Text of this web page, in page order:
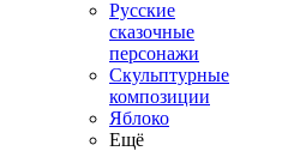
Русские
сказочные
персонажи
Скульптурные
композиции
Яблоко
Ещё